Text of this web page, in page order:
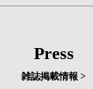
Press
雑誌掲載情報 >